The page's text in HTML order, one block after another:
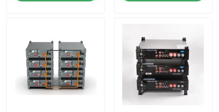
خلية بطارية Lifepo4